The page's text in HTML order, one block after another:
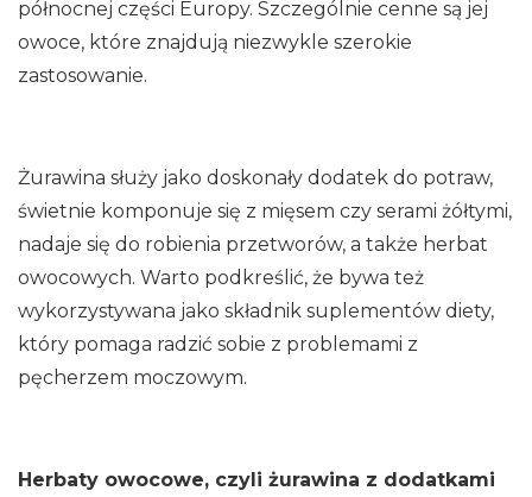
północnej części Europy. Szczególnie cenne są jej
owoce, które znajdują niezwykle szerokie
zastosowanie.
Żurawina służy jako doskonały dodatek do potraw,
świetnie komponuje się z mięsem czy serami żółtymi,
nadaje się do robienia przetworów, a także herbat
owocowych. Warto podkreślić, że bywa też
wykorzystywana jako składnik suplementów diety,
który pomaga radzić sobie z problemami z
pęcherzem moczowym.
Herbaty owocowe, czyli żurawina z dodatkami